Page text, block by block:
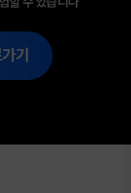
기